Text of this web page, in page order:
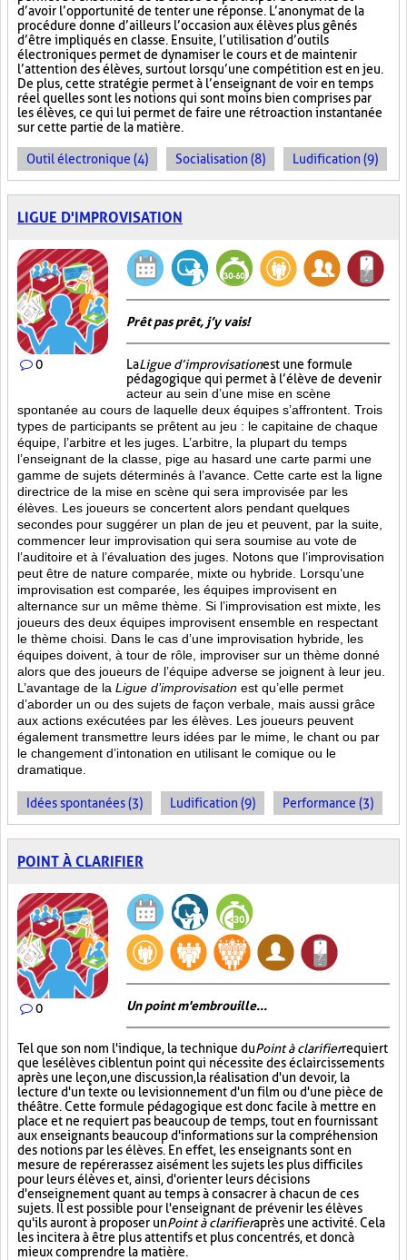
d’avoir l’opportunité de tenter une réponse. L’anonymat de la
procédure donne d’ailleurs l’occasion aux élèves plus gênés
d’être impliqués en classe. Ensuite, l’utilisation d’outils
électroniques permet de dynamiser le cours et de maintenir
l’attention des élèves, surtout lorsqu’une compétition est en jeu.
De plus, cette stratégie permet à l’enseignant de voir en temps
réel quelles sont les notions qui sont moins bien comprises par
les élèves, ce qui lui permet de faire une rétroaction instantanée
sur cette partie de la matière.
Outil électronique (4) Socialisation (8) Ludification (9)
LIGUE D'IMPROVISATION
0
Prêt pas prêt, j’y vais!
LaLigue d’improvisationest une formule
pédagogique qui permet à l’élève de devenir
acteur au sein d’une mise en scène
spontanée au cours de laquelle deux équipes s’affrontent. Trois
types de participants se prêtent au jeu : le capitaine de chaque
équipe, l’arbitre et les juges. L’arbitre, la plupart du temps
l’enseignant de la classe, pige au hasard une carte parmi une
gamme de sujets déterminés à l’avance. Cette carte est la ligne
directrice de la mise en scène qui sera improvisée par les
élèves. Les joueurs se concertent alors pendant quelques
secondes pour suggérer un plan de jeu et peuvent, par la suite,
commencer leur improvisation qui sera soumise au vote de
l’auditoire et à l’évaluation des juges. Notons que l’improvisation
peut être de nature comparée, mixte ou hybride. Lorsqu’une
improvisation est comparée, les équipes improvisent en
alternance sur un même thème. Si l’improvisation est mixte, les
joueurs des deux équipes improvisent ensemble en respectant
le thème choisi. Dans le cas d’une improvisation hybride, les
équipes doivent, à tour de rôle, improviser sur un thème donné
alors que des joueurs de l’équipe adverse se joignent à leur jeu.
L’avantage de la Ligue d’improvisation est qu’elle permet
d’aborder un ou des sujets de façon verbale, mais aussi grâce
aux actions exécutées par les élèves. Les joueurs peuvent
également transmettre leurs idées par le mime, le chant ou par
le changement d’intonation en utilisant le comique ou le
dramatique.
Idées spontanées (3) Ludification (9) Performance (3)
POINT À CLARIFIER
0 Un point m'embrouille...
Tel que son nom l'indique, la technique duPoint à clarifierrequiert
que les élèves ciblent un point qui nécessite des éclaircissements
après une leçon, une discussion, la réalisation d'un devoir, la
lecture d'un texte ou le visionnement d'un film ou d'une pièce de
théâtre. Cette formule pédagogique est donc facile à mettre en
place et ne requiert pas beaucoup de temps, tout en fournissant
aux enseignants beaucoup d'informations sur la compréhension
des notions par les élèves. En effet, les enseignants sont en
mesure de repérer assez aisément les sujets les plus difficiles
pour leurs élèves et, ainsi, d'orienter leurs décisions
d'enseignement quant au temps à consacrer à chacun de ces
sujets. Il est possible pour l'enseignant de prévenir les élèves
qu'ils auront à proposer unPoint à clarifieraprès une activité. Cela
les incitera à être plus attentifs et plus concentrés, et donc à
mieux comprendre la matière.